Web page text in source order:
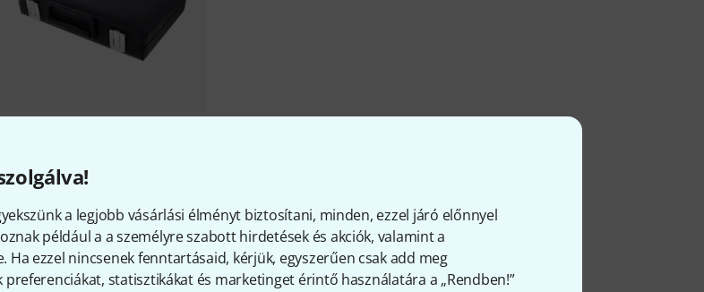
a legjobb vásárlási élményt biztosítani, minden, ezzel járó előnnyel
például a a személyre szabott hirdetések és akciók, valamint a
Ha ezzel nincsenek fenntartásaid, kérjük, egyszerűen csak add meg
preferenciákat, statisztikákat és marketinget érintő használatára a „Rendben!”
290 Ft